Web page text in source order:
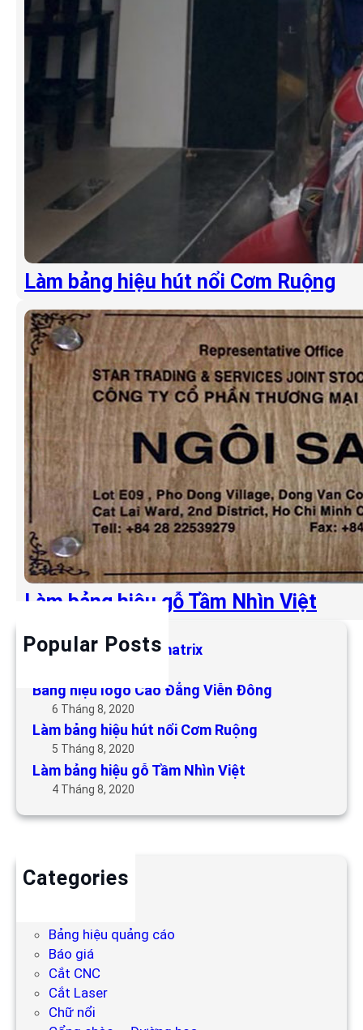
Làm bảng hiệu hút nổi Cơm Ruộng
Làm bảng hiệu gỗ Tầm Nhìn Việt
Popular Posts
Làm bảng hiệu LED matrix
Bảng hiệu logo Cao Đẳng Viễn Đông
6 Tháng 8, 2020
Làm bảng hiệu hút nổi Cơm Ruộng
5 Tháng 8, 2020
Làm bảng hiệu gỗ Tầm Nhìn Việt
4 Tháng 8, 2020
Categories
Bảng hiệu quảng cáo
Báo giá
Cắt CNC
Cắt Laser
Chữ nổi